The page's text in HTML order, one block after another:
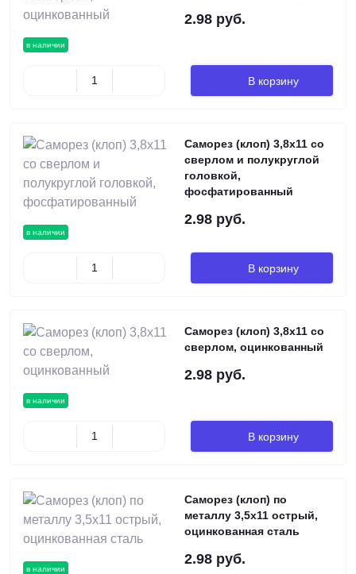
в наличии
2.98 руб.
В корзину
в наличии
Саморез (клоп) 3,8х11 со
сверлом и полукруглой
головкой,
фосфатированный
2.98 руб.
В корзину
в наличии
Саморез (клоп) 3,8х11 со
сверлом, оцинкованный
2.98 руб.
В корзину
в наличии
Саморез (клоп) по
металлу 3,5х11 острый,
оцинкованная сталь
2.98 руб.